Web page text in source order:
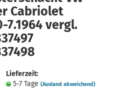
Cabriolet
7.1964 vergl.
Lieferzeit:
5-7 Tage (Ausland abweichend)